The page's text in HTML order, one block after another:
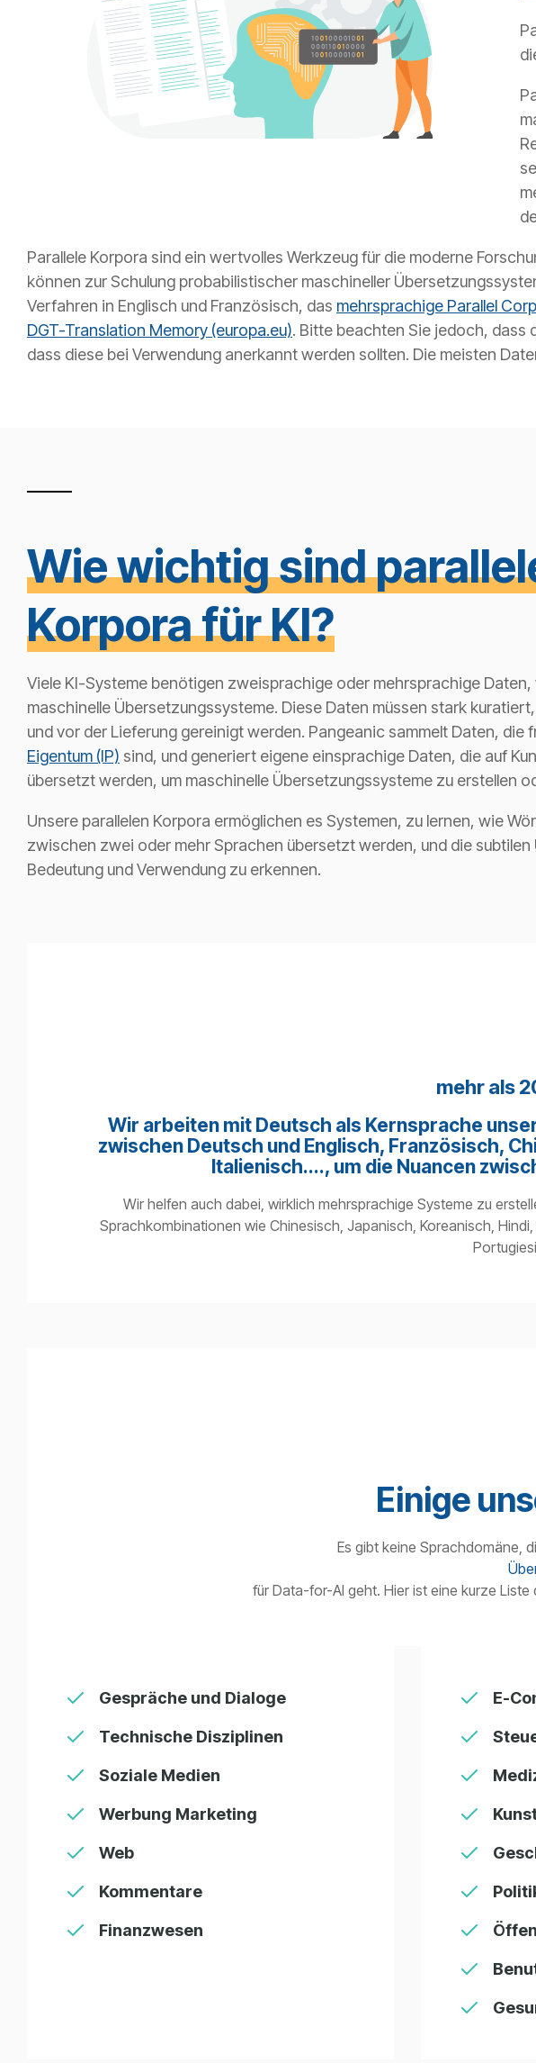
Parallele Korpora sind ein wertvolles Werkzeug für die moderne
können zur Schulung probabilistischer maschineller
Verfahren in Englisch und Französisch, das mehrsprachige Parallel
DGT-Translation Memory (europa.eu). Bitte beachten Sie jedoch, dass
dass diese bei Verwendung anerkannt werden sollten. Die meisten
Wie wichtig sind
Korpora für KI?
Viele KI-Systeme benötigen zweisprachige oder mehrsprachige
maschinelle Übersetzungssysteme. Diese Daten müssen stark
und vor der Lieferung gereinigt werden. Pangeanic sammelt Daten, die
Eigentum (IP) sind, und generiert eigene einsprachige Daten, die auf
übersetzt werden, um maschinelle Übersetzungssysteme zu erstellen
Unsere parallelen Korpora ermöglichen es Systemen, zu lernen, wie
zwischen zwei oder mehr Sprachen übersetzt werden, und die subtilen
Bedeutung und Verwendung zu erkennen.
mehr als
Wir arbeiten mit Deutsch als Kernsprache
zwischen Deutsch und Englisch, Französisch,
Italienisch...., um die Nuancen
Wir helfen auch dabei, wirklich mehrsprachige Systeme zu
Sprachkombinationen wie Chinesisch, Japanisch, Koreanisch,
Einige
Es gibt keine Sprachdomäne,
für Data-for-AI geht. Hier ist eine kurze
Gespräche und Dialoge
Technische Disziplinen
Soziale Medien
Werbung Marketing
Web
Kommentare
Finanzwesen
E-